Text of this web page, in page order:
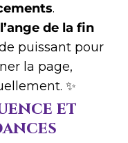
.
de la fin
puissant pour
la page,
✨
et